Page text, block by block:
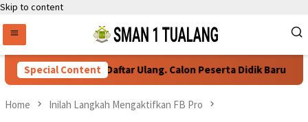
Skip to content
Special Content
Persyaratan Daftar Ulang. Calon Peserta Didik Baru
Home Inilah Langkah Mengaktifkan FB Pro